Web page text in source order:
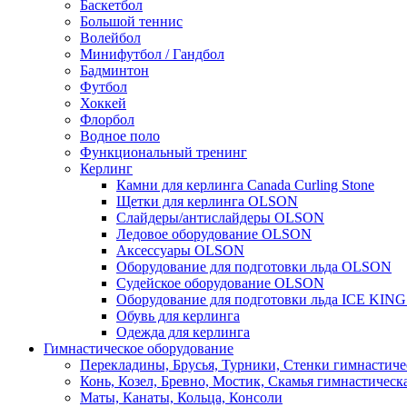
Баскетбол
Большой теннис
Волейбол
Минифутбол / Гандбол
Бадминтон
Футбол
Хоккей
Флорбол
Водное поло
Функциональный тренинг
Керлинг
Камни для керлинга Canada Curling Stone
Щетки для керлинга OLSON
Слайдеры/антислайдеры OLSON
Ледовое оборудование OLSON
Аксессуары OLSON
Оборудование для подготовки льда OLSON
Судейское оборудование OLSON
Оборудование для подготовки льда ICE
Обувь для керлинга
Одежда для керлинга
Гимнастическое оборудование
Перекладины, Брусья, Турники, Стенки
Конь, Козел, Бревно, Мостик, Скамья
Маты, Канаты, Кольца, Консоли